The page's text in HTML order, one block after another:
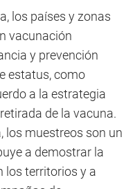
los países y zonas
vacunación
y prevención
estatus, como
a la estrategia
de la vacuna.
los muestreos son un
a demostrar la
los territorios y a